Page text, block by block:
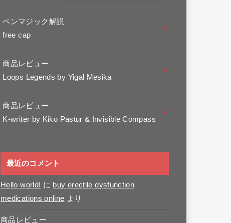
ペンマジック解説
free cap
商品レビュー
Loops Legends by Yigal Mesika
商品レビュー
K-writer by Kiko Pastur & Invisible Compass
最近のコメント
Hello world! に buy erectile dysfunction
medications online より
商品レビュー